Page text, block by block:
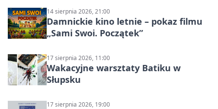
14 sierpnia 2026, 21:00
Damnickie kino letnie – pokaz filmu
„Sami Swoi. Początek”
17 sierpnia 2026, 11:00
Wakacyjne warsztaty Batiku w
Słupsku
17 sierpnia 2026, 19:00